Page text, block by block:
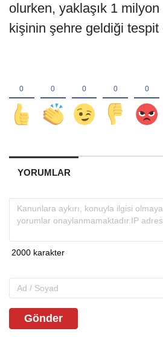
olurken, yaklaşık 1 milyon
kişinin şehre geldiği tespit
YORUMLAR
Gönder